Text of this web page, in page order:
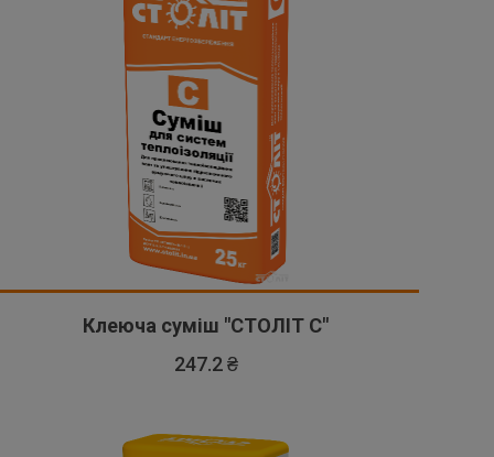
Клеюча суміш "СТОЛІТ С"
247.2 ₴